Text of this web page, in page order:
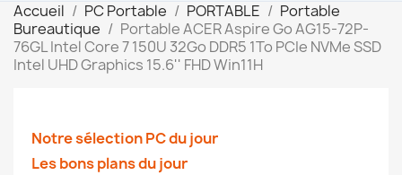
Accueil PC Portable PORTABLE
Portable
Bureautique
Portable ACER Aspire Go AG15-72P-
76GL Intel Core 7 150U 32Go DDR5 1To PCIe NVMe SSD
Intel UHD Graphics 15.6'' FHD Win11H
Notre sélection PC du jour
Les bons plans du jour